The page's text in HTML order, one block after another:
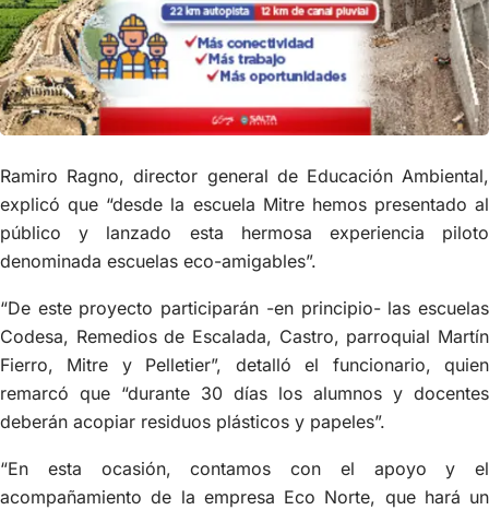
Ramiro Ragno, director general de Educación Ambiental,
explicó que “desde la escuela Mitre hemos presentado al
público y lanzado esta hermosa experiencia piloto
denominada escuelas eco-amigables”.
“De este proyecto participarán -en principio- las escuelas
Codesa, Remedios de Escalada, Castro, parroquial Martín
Fierro, Mitre y Pelletier”, detalló el funcionario, quien
remarcó que “durante 30 días los alumnos y docentes
deberán acopiar residuos plásticos y papeles”.
“En esta ocasión, contamos con el apoyo y el
acompañamiento de la empresa Eco Norte, que hará un